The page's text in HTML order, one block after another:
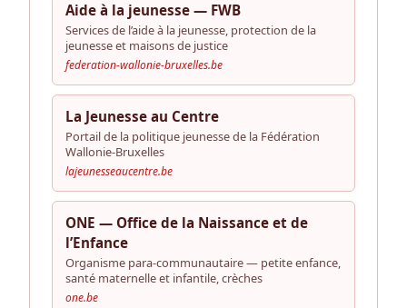
Aide à la jeunesse — FWB
Services de l’aide à la jeunesse, protection de la
jeunesse et maisons de justice
federation-wallonie-bruxelles.be
La Jeunesse au Centre
Portail de la politique jeunesse de la Fédération
Wallonie-Bruxelles
lajeunesseaucentre.be
ONE — Office de la Naissance et de
l’Enfance
Organisme para-communautaire — petite enfance,
santé maternelle et infantile, crèches
one.be